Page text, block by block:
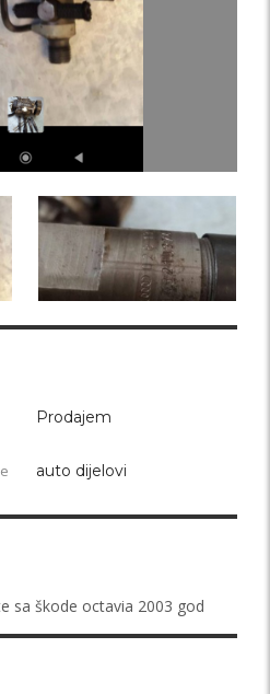
Prodajem
auto dijelovi
sa škode octavia 2003 god